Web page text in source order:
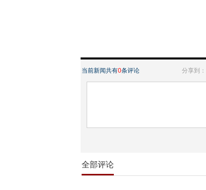
当前新闻共有0条评论 分享到：
全部评论